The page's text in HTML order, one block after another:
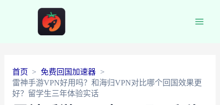
首页
免费回国加速器
雷神手游VPN好用吗？和海归VPN对比哪个回国效果更
好？留学生三年体验实话